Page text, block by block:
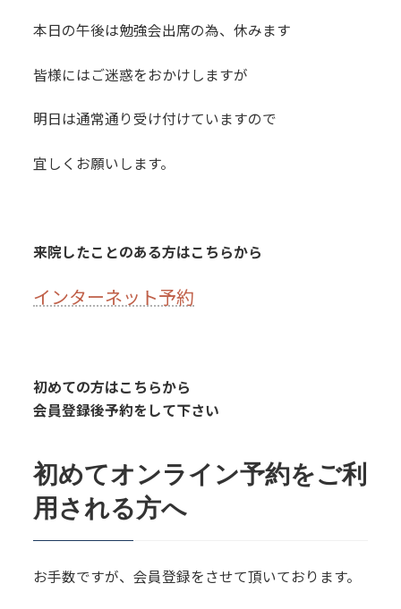
本日の午後は勉強会出席の為、休みます
皆様にはご迷惑をおかけしますが
明日は通常通り受け付けていますので
宜しくお願いします。
来院したことのある方はこちらから
インターネット予約
初めての方はこちらから
会員登録後予約をして下さい
初めてオンライン予約をご利
用される方へ
お手数ですが、会員登録をさせて頂いております。